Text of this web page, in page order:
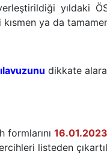
yıldaki
ya da
dikkate
formlarını
listeden